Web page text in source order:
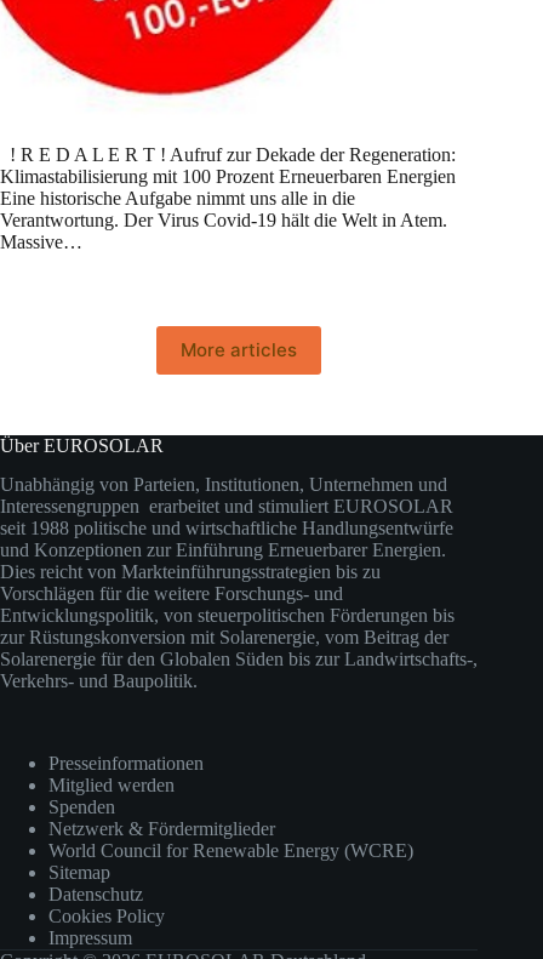
! R E D A L E R T ! Aufruf zur Dekade der Regeneration:
Klimastabilisierung mit 100 Prozent Erneuerbaren Energien
Eine historische Aufgabe nimmt uns alle in die
Verantwortung. Der Virus Covid-19 hält die Welt in Atem.
Massive…
More articles
Über EUROSOLAR
Unabhängig von Parteien, Institutionen, Unternehmen und
Interessengruppen erarbeitet und stimuliert EUROSOLAR
seit 1988 politische und wirtschaftliche Handlungsentwürfe
und Konzeptionen zur Einführung Erneuerbarer Energien.
Dies reicht von Markteinführungsstrategien bis zu
Vorschlägen für die weitere Forschungs- und
Entwicklungspolitik, von steuerpolitischen Förderungen bis
zur Rüstungskonversion mit Solarenergie, vom Beitrag der
Solarenergie für den Globalen Süden bis zur Landwirtschafts-,
Verkehrs- und Baupolitik.
Presseinformationen
Mitglied werden
Spenden
Netzwerk & Fördermitglieder
World Council for Renewable Energy (WCRE)
Sitemap
Datenschutz
Cookies Policy
Impressum